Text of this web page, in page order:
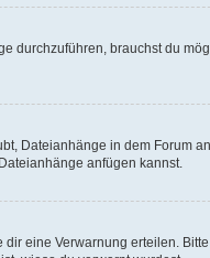
durchzuführen, brauchst du
Dateianhänge in dem Forum
anfügen kannst.
eine Verwarnung erteilen.